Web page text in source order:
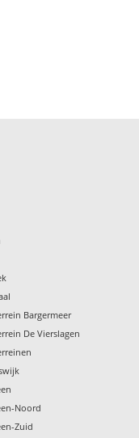
Bargermeer
De Vierslagen
Noord
Zuid